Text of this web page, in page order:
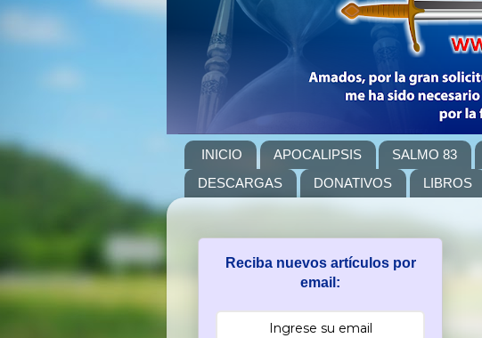
INICIO APOCALIPSIS SALMO 83
DESCARGAS
DONATIVOS LIBROS
Reciba nuevos artículos por
email: